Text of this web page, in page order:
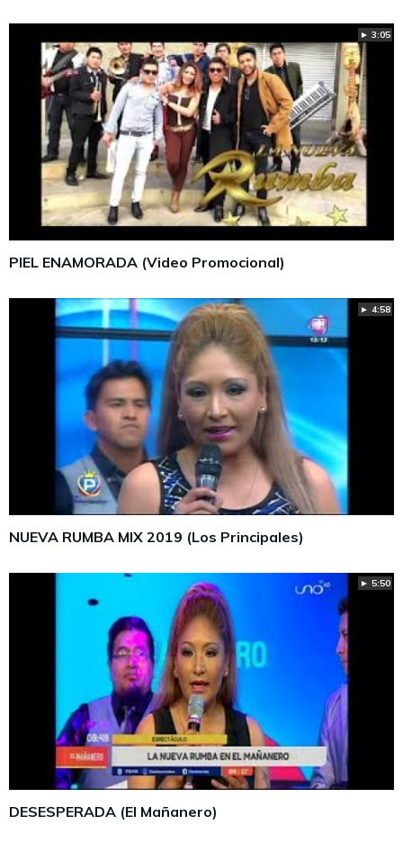
► 3:05
PIEL ENAMORADA (Video Promocional)
► 4:58
NUEVA RUMBA MIX 2019 (Los Principales)
► 5:50
DESESPERADA (El Mañanero)